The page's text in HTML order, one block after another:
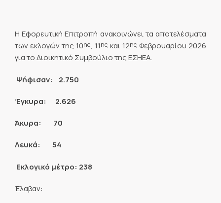
Η Εφορευτική Επιτροπή ανακοινώνει τα αποτελέσματα
των εκλογών της 10ης, 11ης και 12ης Φεβρουαρίου 2026
για τo Διοικητικό Συμβούλιο της ΕΣΗΕΑ.
Ψήφισαν: 2.750
Έγκυρα: 2.626
Άκυρα: 70
Λευκά: 54
Εκλογικό μέτρο: 238
Έλαβαν: